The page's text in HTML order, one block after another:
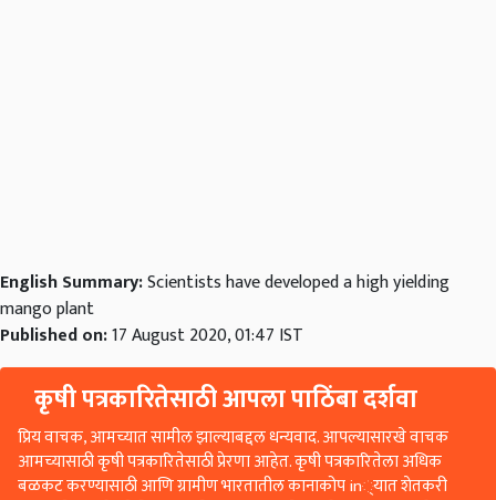
English Summary:Scientists have developed a high yielding
mango plant
Published on:17 August 2020, 01:47 IST
कृषी पत्रकारितेसाठी आपला पाठिंबा दर्शवा
प्रिय वाचक, आमच्यात सामील झाल्याबद्दल धन्यवाद. आपल्यासारखे वाचक
आमच्यासाठी कृषी पत्रकारितेसाठी प्रेरणा आहेत. कृषी पत्रकारितेला अधिक
बळकट करण्यासाठी आणि ग्रामीण भारतातील कानाकोप in्यात शेतकरी